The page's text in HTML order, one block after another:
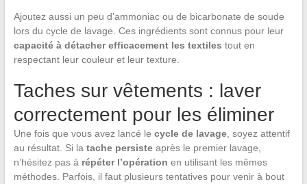
Ajoutez aussi un peu d’ammoniac ou de bicarbonate de soude
lors du cycle de lavage. Ces ingrédients sont connus pour leur
capacité à détacher efficacement les textiles tout en
respectant leur couleur et leur texture.
Taches sur vêtements : laver
correctement pour les éliminer
Une fois que vous avez lancé le cycle de lavage, soyez attentif
au résultat. Si la tache persisteaprès le premier lavage,
n’hésitez pas à répéter l’opération en utilisant les mêmes
méthodes. Parfois, il faut plusieurs tentatives pour venir à bout